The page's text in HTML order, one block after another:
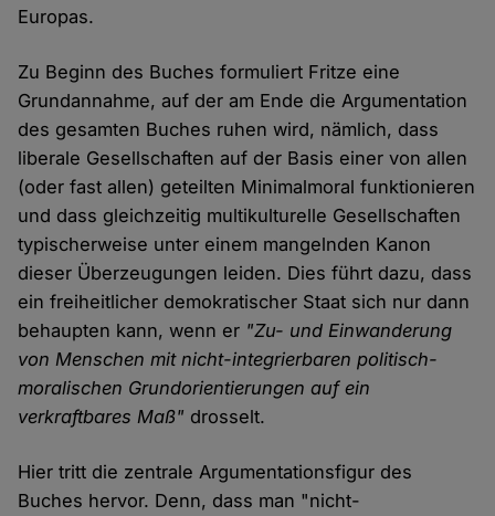
Europas.
Zu Beginn des Buches formuliert Fritze eine
Grundannahme, auf der am Ende die Argumentation
des gesamten Buches ruhen wird, nämlich, dass
liberale Gesellschaften auf der Basis einer von allen
(oder fast allen) geteilten Minimalmoral funktionieren
und dass gleichzeitig multikulturelle Gesellschaften
typischerweise unter einem mangelnden Kanon
dieser Überzeugungen leiden. Dies führt dazu, dass
ein freiheitlicher demokratischer Staat sich nur dann
behaupten kann, wenn er "Zu- und Einwanderung
von Menschen mit nicht-integrierbaren politisch-
moralischen Grundorientierungen auf ein
verkraftbares Maß" drosselt.
Hier tritt die zentrale Argumentationsfigur des
Buches hervor. Denn, dass man "nicht-